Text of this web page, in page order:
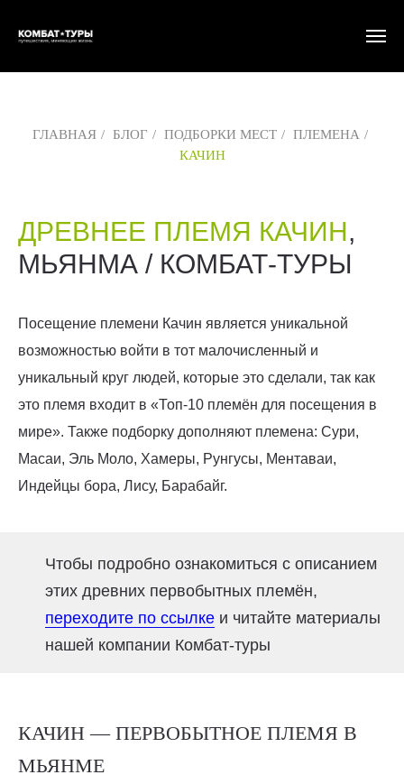
ГЛАВНАЯ / БЛОГ / ПОДБОРКИ МЕСТ / ПЛЕМЕНА /
КАЧИН
ДРЕВНЕЕ ПЛЕМЯ КАЧИН,
МЬЯНМА / КОМБАТ-ТУРЫ
Посещение племени Качин является уникальной
возможностью войти в тот малочисленный и
уникальный круг людей, которые это сделали, так как
это племя входит в «Топ-10 племён для посещения в
мире». Также подборку дополняют племена: Сури,
Масаи, Эль Моло, Хамеры, Рунгусы, Ментаваи,
Индейцы бора, Лису, Барабайг.
Чтобы подробно ознакомиться с описанием
этих древних первобытных племён,
переходите по ссылке и читайте материалы
нашей компании Комбат-туры
КАЧИН — ПЕРВОБЫТНОЕ ПЛЕМЯ В
МЬЯНМЕ